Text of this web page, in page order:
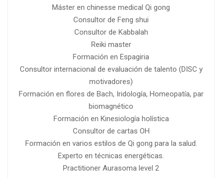
Máster en chinesse medical Qi gong
Consultor de Feng shui
Consultor de Kabbalah
Reiki master
Formación en Espagiria
Consultor internacional de evaluación de talento (DISC y
motivadores)
Formación en flores de Bach, Iridología, Homeopatía, par
biomagnético
Formación en Kinesiología holística
Consultor de cartas OH
Formación en varios estilos de Qi gong para la salud.
Experto en técnicas energéticas.
Practitioner Aurasoma level 2